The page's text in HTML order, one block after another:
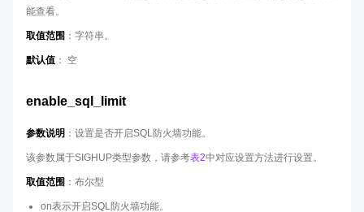
能查看。
取值范围 ：字符串。
默认值 ： 空
enable_sql_limit
参数说明 ：设置是否开启SQL防火墙功能。
该参数属于SIGHUP类型参数，请参考表2中对应设置方法进行设置。
取值范围 ：布尔型
on表示开启SQL防火墙功能。